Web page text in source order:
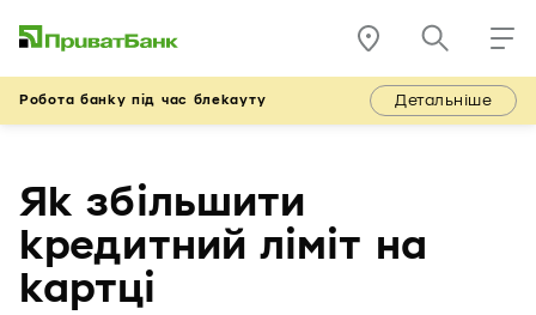
Робота банку під час блекауту Детальніше
Як збільшити
кредитний ліміт на
картці